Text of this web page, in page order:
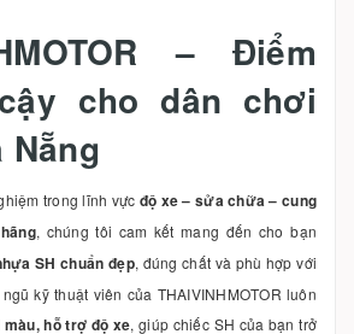
– Điểm
cho dân chơi
Nẵng
trong lĩnh vực độ xe – sửa chữa – cung
, chúng tôi cam kết mang đến cho bạn
SH chuẩn đẹp, đúng chất và phù hợp với
kỹ thuật viên của THAIVINHMOTOR luôn
hỗ trợ độ xe, giúp chiếc SH của bạn trở